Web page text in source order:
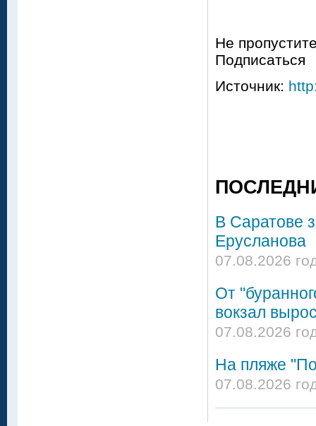
Не
Подписаться
Источник:
В Саратове
Ерусланова
07.08.2026
От
вокзал
07.08.2026
На пляже
07.08.2026